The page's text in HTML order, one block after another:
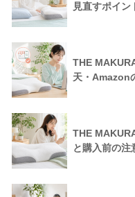
見直すポイン
THE
天・Amazon
THE
と購入前の注